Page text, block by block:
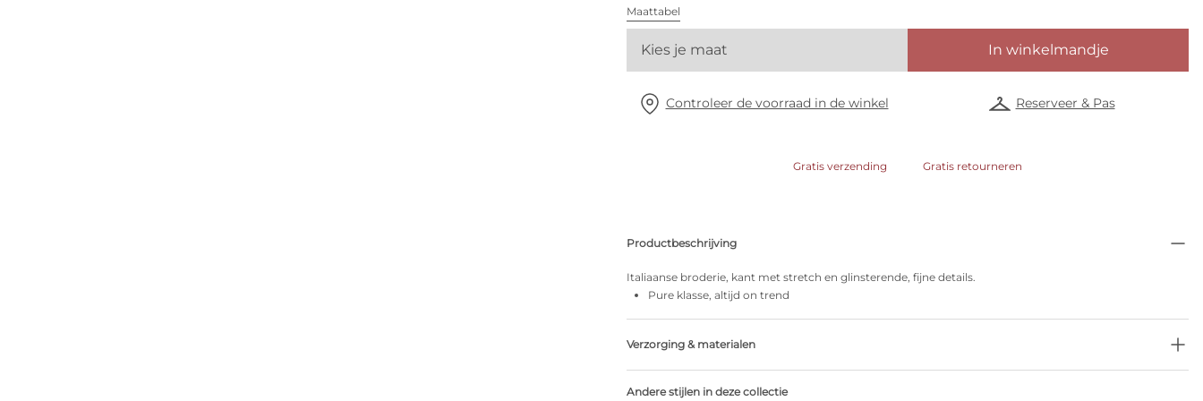
Maattabel
Kies je maat In winkelmandje
Controleer de voorraad in de winkel Reserveer & Pas
Gratis verzending Gratis retourneren
Productbeschrijving
Italiaanse broderie, kant met stretch en glinsterende, fijne details.
Pure klasse, altijd on trend
Verzorging & materialen
Andere stijlen in deze collectie